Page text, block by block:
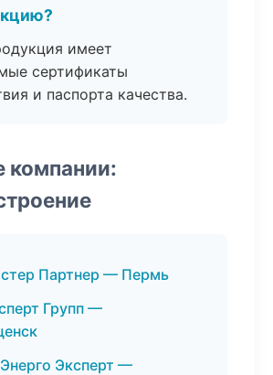
имеет
сертификаты
и паспорта качества.
компании:
Партнер — Пермь
Групп —
Эксперт —